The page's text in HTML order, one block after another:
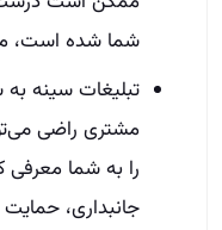
شما شده است،
تبلیغات سینه
مشتری راضی
را به شما
جانبداری،